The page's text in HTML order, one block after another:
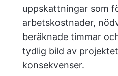
uppskattningar som
arbetskostnader,
beräknade timmar
tydlig bild av
konsekvenser.